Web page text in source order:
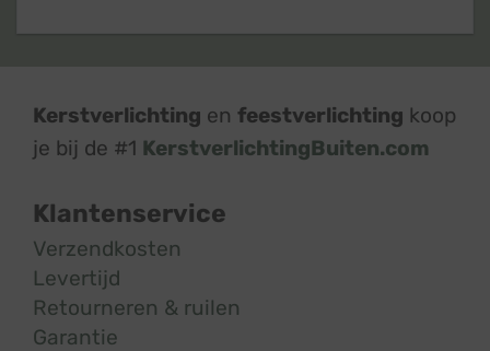
Kerstverlichting en feestverlichting koop
je bij de #1 KerstverlichtingBuiten.com
Klantenservice
Verzendkosten
Levertijd
Retourneren & ruilen
Garantie